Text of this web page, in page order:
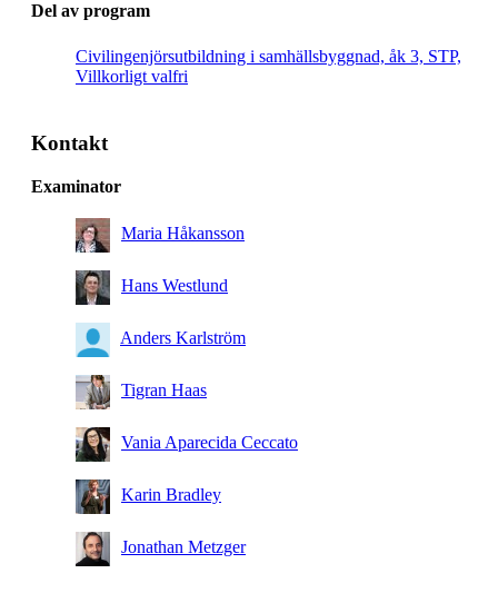
Del av program
Civilingenjörsutbildning i samhällsbyggnad, åk 3, STP,
Villkorligt valfri
Kontakt
Examinator
Maria Håkansson
Hans Westlund
Anders Karlström
Tigran Haas
Vania Aparecida Ceccato
Karin Bradley
Jonathan Metzger